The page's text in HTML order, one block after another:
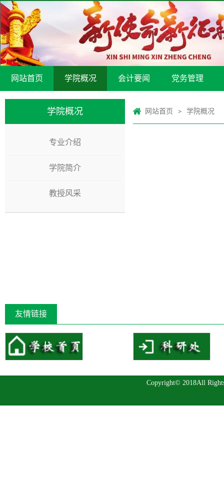
网站首页 学院概况 会计要闻 党务管理
学院概况
专业介绍
学院简介
教授风采
网站首页 > 学院概况
友情链接
Copyright© 2018All